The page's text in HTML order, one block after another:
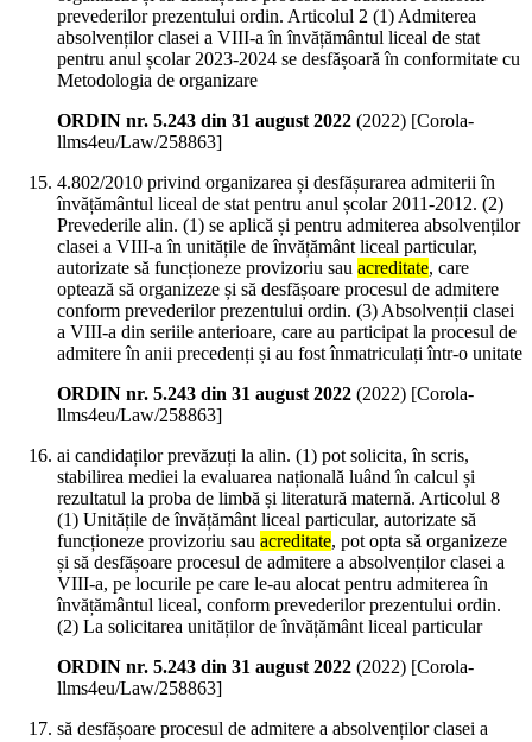
prevederilor prezentului ordin. Articolul 2 (1) Admiterea
absolvenților clasei a VIII-a în învățământul liceal de stat
pentru anul școlar 2023-2024 se desfășoară în conformitate cu
Metodologia de organizare
ORDIN nr. 5.243 din 31 august 2022 (2022) [Corola-
llms4eu/Law/258863]
4.802/2010 privind organizarea și desfășurarea admiterii în
învățământul liceal de stat pentru anul școlar 2011-2012. (2)
Prevederile alin. (1) se aplică și pentru admiterea absolvenților
clasei a VIII-a în unitățile de învățământ liceal particular,
autorizate să funcționeze provizoriu sau acreditate, care
optează să organizeze și să desfășoare procesul de admitere
conform prevederilor prezentului ordin. (3) Absolvenții clasei
a VIII-a din seriile anterioare, care au participat la procesul de
admitere în anii precedenți și au fost înmatriculați într-o unitate
ORDIN nr. 5.243 din 31 august 2022 (2022) [Corola-
llms4eu/Law/258863]
ai candidaților prevăzuți la alin. (1) pot solicita, în scris,
stabilirea mediei la evaluarea națională luând în calcul și
rezultatul la proba de limbă și literatură maternă. Articolul 8
(1) Unitățile de învățământ liceal particular, autorizate să
funcționeze provizoriu sau acreditate, pot opta să organizeze
și să desfășoare procesul de admitere a absolvenților clasei a
VIII-a, pe locurile pe care le-au alocat pentru admiterea în
învățământul liceal, conform prevederilor prezentului ordin.
(2) La solicitarea unităților de învățământ liceal particular
ORDIN nr. 5.243 din 31 august 2022 (2022) [Corola-
llms4eu/Law/258863]
să desfășoare procesul de admitere a absolvenților clasei a